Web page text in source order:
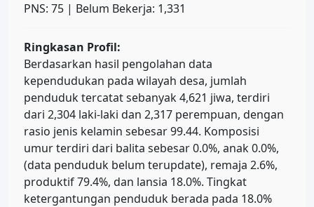
PNS: 75 | Belum Bekerja: 1,331
Ringkasan Profil:
Berdasarkan hasil pengolahan data
kependudukan pada wilayah desa, jumlah
penduduk tercatat sebanyak 4,621 jiwa, terdiri
dari 2,304 laki-laki dan 2,317 perempuan, dengan
rasio jenis kelamin sebesar 99.44. Komposisi
umur terdiri dari balita sebesar 0.0%, anak 0.0%,
(data penduduk belum terupdate), remaja 2.6%,
produktif 79.4%, dan lansia 18.0%. Tingkat
ketergantungan penduduk berada pada 18.0%